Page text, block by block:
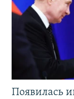
Появилась